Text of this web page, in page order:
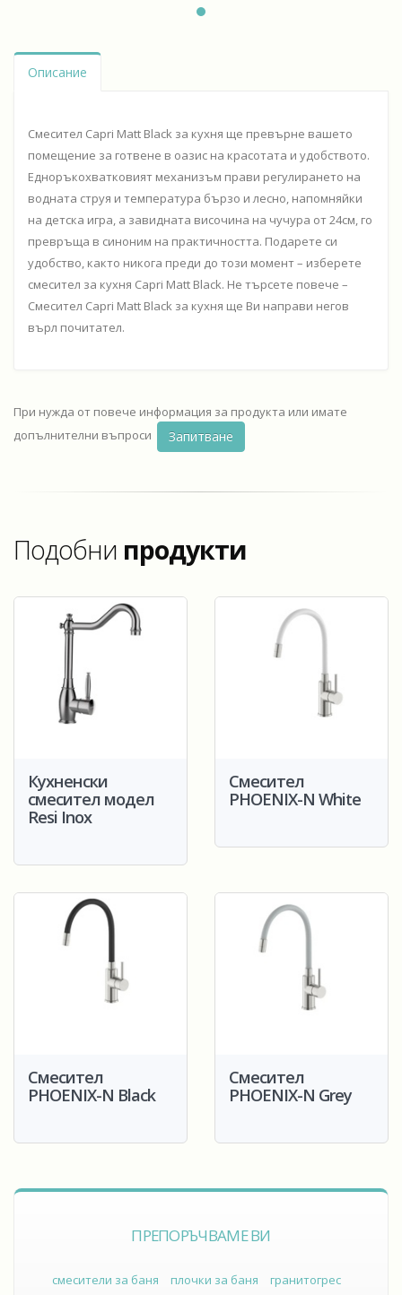
Описание
Смесител Capri Matt Black за кухня ще превърне вашето
помещение за готвене в оазис на красотата и удобството.
Едноръкохватковият механизъм прави регулирането на
водната струя и температура бързо и лесно, напомняйки
на детска игра, а завидната височина на чучура от 24см, го
превръща в синоним на практичността. Подарете си
удобство, както никога преди до този момент – изберете
смесител за кухня Capri Matt Black. Не търсете повече –
Смесител Capri Matt Black за кухня ще Ви направи негов
върл почитател.
При нужда от повече информация за продукта или имате
допълнителни въпроси
Запитване
Подобни продукти
Кухненски
смесител модел
Resi Inox
Смесител
PHOENIX-N White
Смесител
PHOENIX-N Black
Смесител
PHOENIX-N Grey
ПРЕПОРЪЧВАМЕ ВИ
смесители за баня плочки за баня гранитогрес